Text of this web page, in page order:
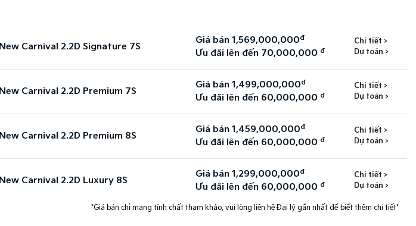
New Carnival 2.2D Signature 7S​
Giá bán 1,569,000,000đ
Ưu đãi lên đến 70,000,000 đ
Chi tiết >
Dự toán >
New Carnival 2.2D Premium 7S​
Giá bán 1,499,000,000đ
Ưu đãi lên đến 60,000,000 đ
Chi tiết >
Dự toán >
New Carnival 2.2D Premium 8S​
Giá bán 1,459,000,000đ
Ưu đãi lên đến 60,000,000 đ
Chi tiết >
Dự toán >
New Carnival 2.2D Luxury 8S​
Giá bán 1,299,000,000đ
Ưu đãi lên đến 60,000,000 đ
Chi tiết >
Dự toán >
*Giá bán chỉ mang tính chất tham khảo, vui lòng liên hệ Đại lý gần nhất để biết thêm chi tiết*